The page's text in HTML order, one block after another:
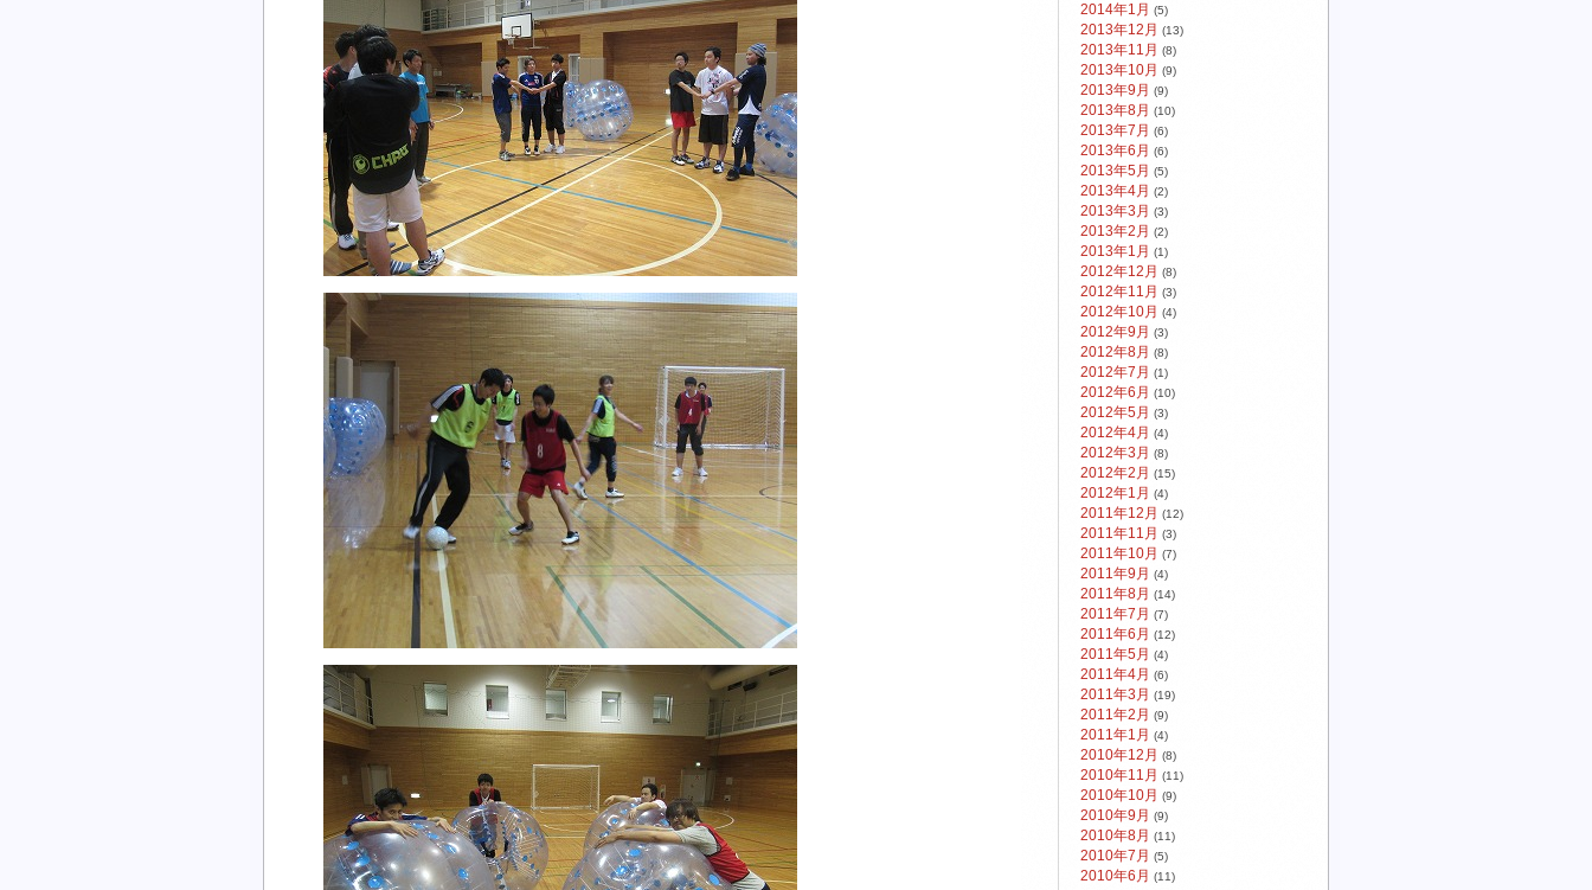
2014年1月 (5)
2013年12月 (13)
2013年11月 (8)
2013年10月 (9)
2013年9月 (9)
2013年8月 (10)
2013年7月 (6)
2013年6月 (6)
2013年5月 (5)
2013年4月 (2)
2013年3月 (3)
2013年2月 (2)
2013年1月 (1)
2012年12月 (8)
2012年11月 (3)
2012年10月 (4)
2012年9月 (3)
2012年8月 (8)
2012年7月 (1)
2012年6月 (10)
2012年5月 (3)
2012年4月 (4)
2012年3月 (8)
2012年2月 (15)
2012年1月 (4)
2011年12月 (12)
2011年11月 (3)
2011年10月 (7)
2011年9月 (4)
2011年8月 (14)
2011年7月 (7)
2011年6月 (12)
2011年5月 (4)
2011年4月 (6)
2011年3月 (19)
2011年2月 (9)
2011年1月 (4)
2010年12月 (8)
2010年11月 (11)
2010年10月 (9)
2010年9月 (9)
2010年8月 (11)
2010年7月 (5)
2010年6月 (11)